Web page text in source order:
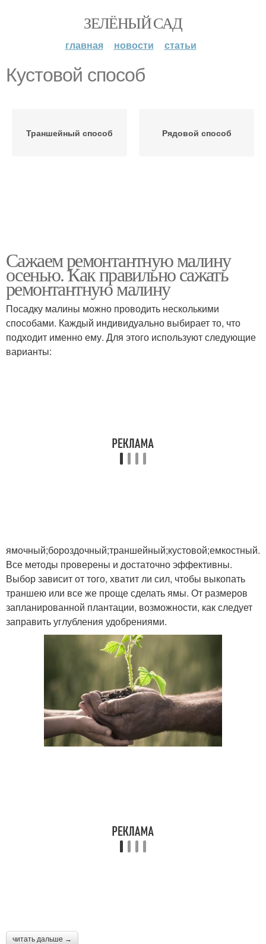
ЗЕЛЁНЫЙ САД
главная новости статьи
Кустовой способ
Траншейный способ Рядовой способ
Сажаем ремонтантную малину
осенью. Как правильно сажать
ремонтантную малину
Посадку малины можно проводить несколькими
способами. Каждый индивидуально выбирает то, что
подходит именно ему. Для этого используют следующие
варианты:
ямочный;бороздочный;траншейный;кустовой;емкостный.
Все методы проверены и достаточно эффективны.
Выбор зависит от того, хватит ли сил, чтобы выкопать
траншею или все же проще сделать ямы. От размеров
запланированной плантации, возможности, как следует
заправить углубления удобрениями.
читать дальше →